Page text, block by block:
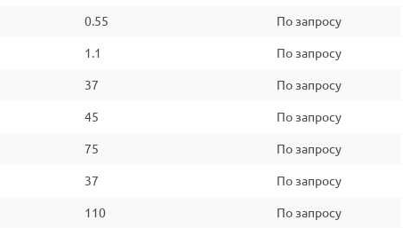
0.55 По запросу
1.1 По запросу
37 По запросу
45 По запросу
75 По запросу
37 По запросу
110 По запросу